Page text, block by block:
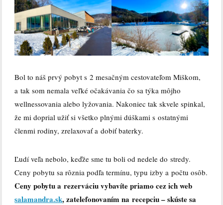
Bol to náš prvý pobyt s 2 mesačným cestovateľom Miškom,
a tak som nemala veľké očakávania čo sa týka môjho
wellnessovania alebo lyžovania. Nakoniec tak skvele spinkal,
že mi doprial užiť si všetko plnými dúškami s ostatnými
členmi rodiny, zrelaxovať a dobiť baterky.
Ľudí veľa nebolo, keďže sme tu boli od nedele do stredy.
Ceny pobytu sa rôznia podľa termínu, typu izby a počtu osôb.
Ceny pobytu a rezerváciu vybavíte priamo cez ich web
salamandra.sk, zatelefonovaním na recepciu – skúste sa